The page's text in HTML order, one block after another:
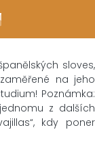
sloves,
na jeho
Poznámka:
z dalších
kdy poner